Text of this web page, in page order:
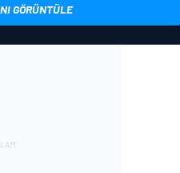
GÖRÜNTÜLE